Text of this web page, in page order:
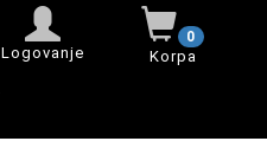
0
Korpa
Logovanje